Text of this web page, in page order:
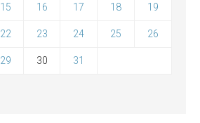
15 16 17 18 19
22 23 24 25 26
29 30 31